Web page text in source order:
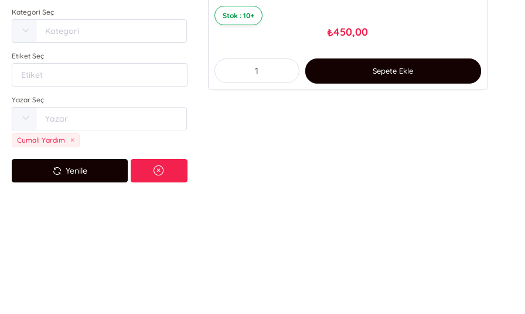
Kategori Seç
Etiket Seç
Yazar Seç
Cumali Yardım
Yenile
Stok : 10+
₺450,00
Sepete Ekle